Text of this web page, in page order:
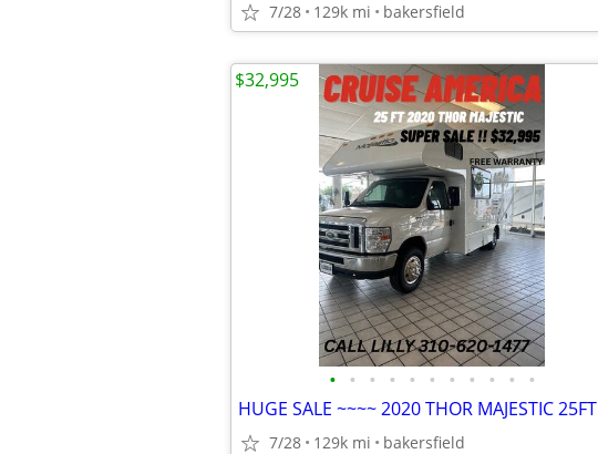
7/28 129k mi bakersfield
• • • • • • • • • • •
HUGE SALE ~~~~ 2020 THOR MAJESTIC 25FT
7/28 129k mi bakersfield
$32,995